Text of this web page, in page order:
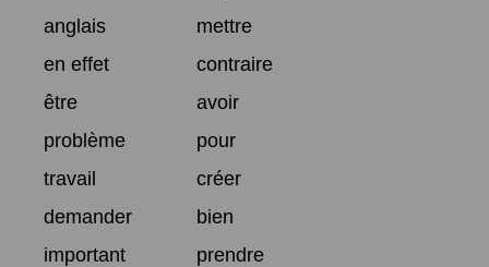
anglais
mettre
en effet
contraire
être
avoir
problème
pour
travail
créer
demander
bien
important
prendre